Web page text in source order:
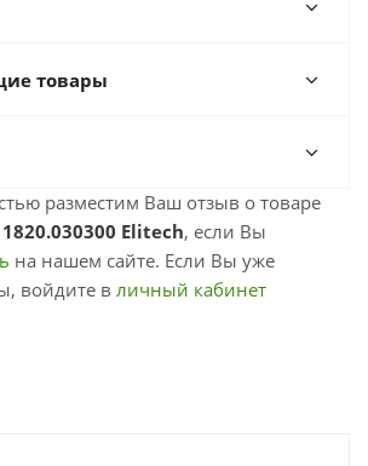
товары
разместим Ваш отзыв о товаре
1820.030300 Elitech, если Вы
на нашем сайте. Если Вы уже
войдите в личный кабинет